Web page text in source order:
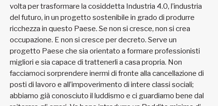
volta per trasformare la cosiddetta Industria 4.0, l’industria
del futuro, in un progetto sostenibile in grado di produrre
ricchezza in questo Paese. Se non si cresce, non si crea
occupazione. E non si cresce per decreto. Serve un
progetto Paese che sia orientato a formare professionisti
migliori e sia capace di trattenerli a casa propria. Non
facciamoci sorprendere inermi di fronte alla cancellazione di
posti di lavoro e all’impoverimento di intere classi sociali;
abbiamo già conosciuto il luddismo e ci guardiamo bene dal